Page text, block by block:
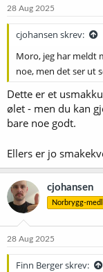
e
28 Aug 2025
cjohansen skrev:
Moro, jeg har meldt
noe, men det ser ut
Dette er et
ølet - men du kan
bare noe godt.
Ellers er jo
cjohansen
Norbrygg-
28 Aug 2025
Finn Berger skrev: